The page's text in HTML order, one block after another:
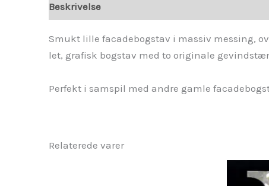
Beskrivelse
Smukt lille facadebogstav i massiv messing,
let, grafisk bogstav med to originale
Perfekt i samspil med andre gamle
Relaterede varer